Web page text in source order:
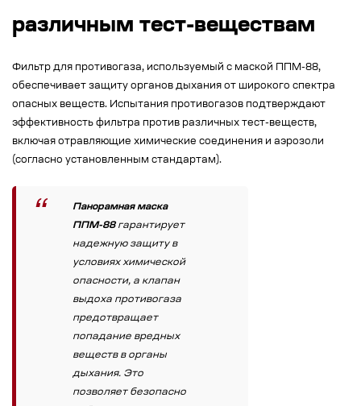
различным тест-веществам
Фильтр для противогаза, используемый с маской ППМ-88,
обеспечивает защиту органов дыхания от широкого спектра
опасных веществ. Испытания противогазов подтверждают
эффективность фильтра против различных тест-веществ,
включая отравляющие химические соединения и аэрозоли
(согласно установленным стандартам).
Панорамная маска
ППМ-88гарантирует
надежную защиту в
условиях химической
опасности, а клапан
выдоха противогаза
предотвращает
попадание вредных
веществ в органы
дыхания. Это
позволяет безопасно